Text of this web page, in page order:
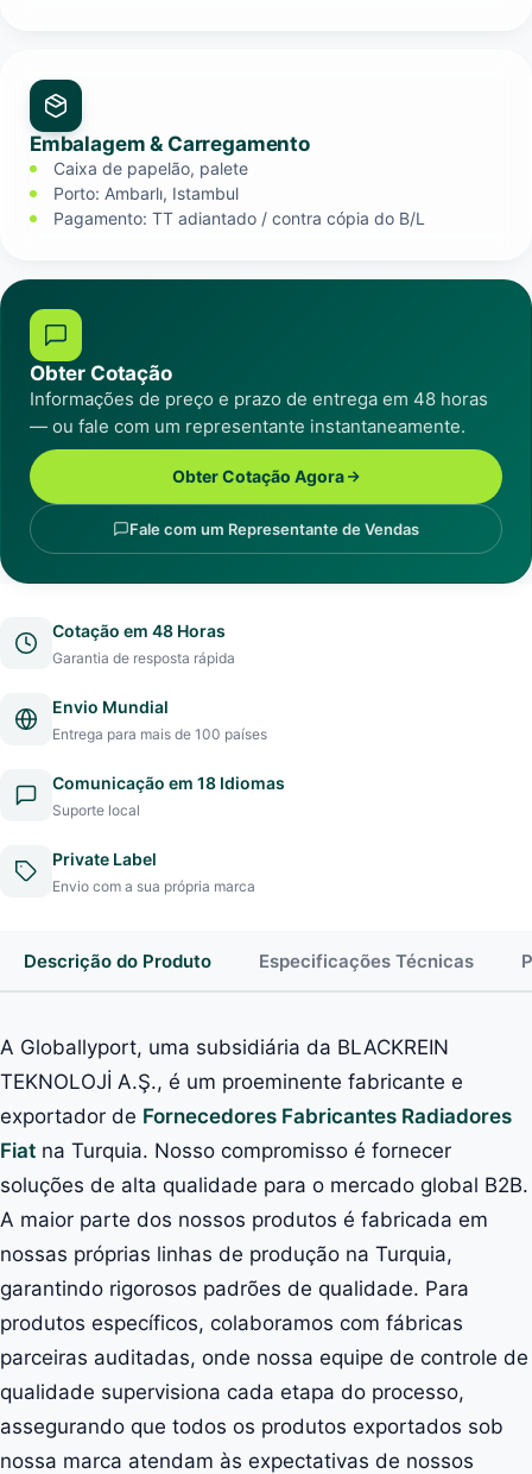
Embalagem & Carregamento
Caixa de papelão, palete
Porto: Ambarlı, Istambul
Pagamento: TT adiantado / contra cópia do B/L
Obter Cotação
Informações de preço e prazo de entrega em 48 horas
— ou fale com um representante instantaneamente.
Obter Cotação Agora
Fale com um Representante de Vendas
Cotação em 48 Horas
Garantia de resposta rápida
Envio Mundial
Entrega para mais de 100 países
Comunicação em 18 Idiomas
Suporte local
Private Label
Envio com a sua própria marca
Descrição do Produto Especificações Técnicas
A Globallyport, uma subsidiária da BLACKREIN
TEKNOLOJİ A.Ş., é um proeminente fabricante e
exportador de Fornecedores Fabricantes Radiadores
Fiat na Turquia. Nosso compromisso é fornecer
soluções de alta qualidade para o mercado global B2B.
A maior parte dos nossos produtos é fabricada em
nossas próprias linhas de produção na Turquia,
garantindo rigorosos padrões de qualidade. Para
produtos específicos, colaboramos com fábricas
parceiras auditadas, onde nossa equipe de controle de
qualidade supervisiona cada etapa do processo,
assegurando que todos os produtos exportados sob
nossa marca atendam às expectativas de nossos